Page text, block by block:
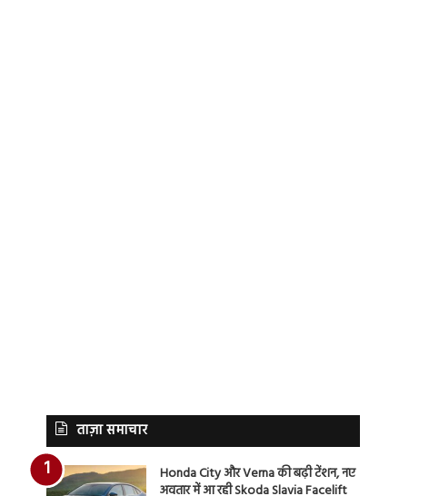
ताज़ा समाचार
Honda City और Verna की बढ़ी टेंशन, नए
अवतार में आ रही Skoda Slavia Facelift